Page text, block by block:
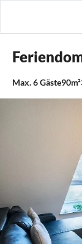
Max.6Gäste90m²